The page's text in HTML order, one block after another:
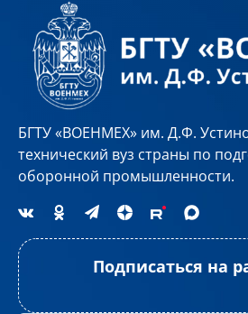
БГТУ «ВОЕНМЕХ» им. Д.Ф.
технический вуз страны по
оборонной промышленности.
Подписаться на